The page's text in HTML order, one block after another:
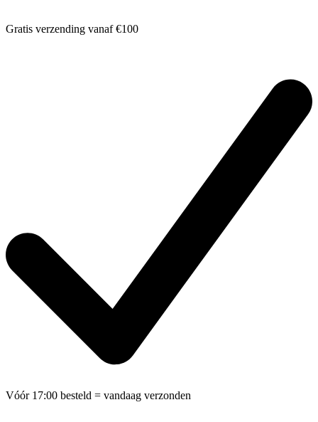
Gratis verzending vanaf €100
Vóór 17:00 besteld = vandaag verzonden